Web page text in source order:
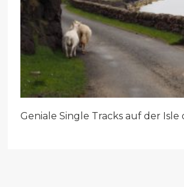
Geniale Single Tracks auf der Isle